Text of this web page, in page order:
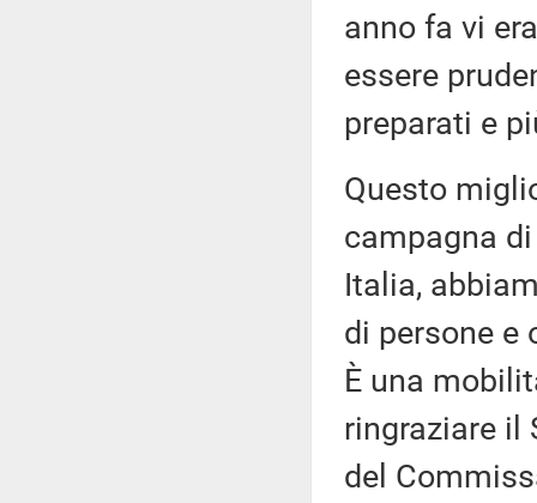
anno fa vi
essere
preparati e
Questo
campagna
Italia,
di persone e
È una
ringraziare il
del